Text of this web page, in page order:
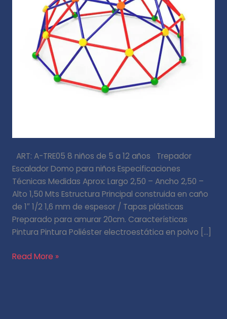
ART: A-TRE05 8 niños de 5 a 12 años Trepador
Escalador Domo para niños Especificaciones
Técnicas Medidas Aprox: Largo 2,50 – Ancho 2,50 –
Alto 1,50 Mts Estructura Principal construida en caño
de 1″ 1/2 1,6 mm de espesor / Tapas plásticas
Preparado para amurar 20cm. Características
Pintura Pintura Poliéster electroestática en polvo […]
Read More »